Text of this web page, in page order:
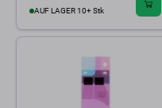
AUF LAGER 10+ Stk